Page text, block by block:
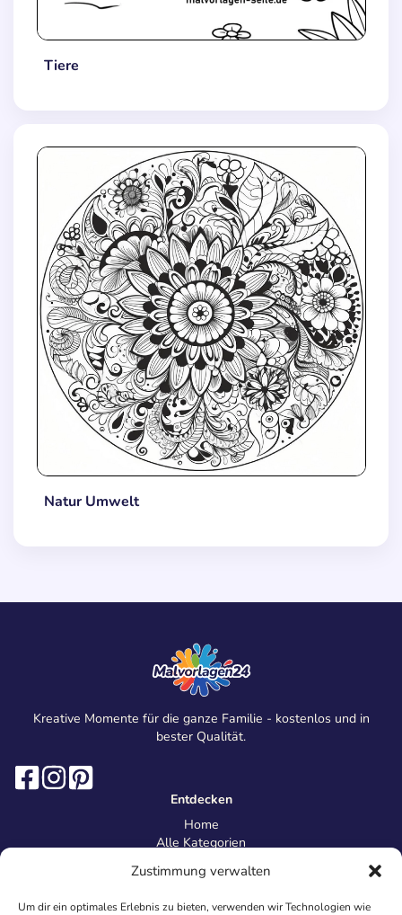
Zustimmung verwalten
Um dir ein optimales Erlebnis zu bieten, verwenden wir Technologien wie
Tiere
Natur Umwelt
Kreative Momente für die ganze Familie - kostenlos und in
bester Qualität.
Entdecken
Home
Alle Kategorien
Information
Über uns